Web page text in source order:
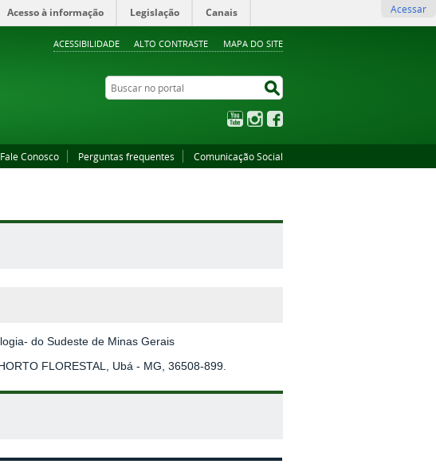
ACESSIBILIDADE ALTO CONTRASTE MAPA DO SITE
Acesso à informação Legislação Canais Acessar
Buscar no portal
YouTubeInstagram
Fale Conosco Perguntas frequentes Comunicação Social
do Sudeste de Minas Gerais
FLORESTAL, Ubá - MG, 36508-899.